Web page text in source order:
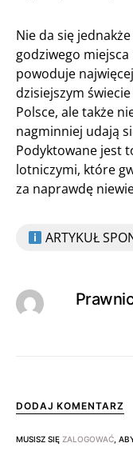
Nie da się
godziwego
powoduje
dzisiejszym
Polsce, ale także
nagminniej udają
Podyktowane jest
lotniczymi, które
za naprawdę
ARTYKUŁ
DODAJ KOMENTARZ
MUSISZ SIĘ ZALOGOWAĆ ,